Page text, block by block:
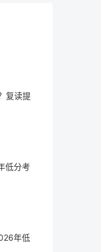
专
复读提
低分考
年低